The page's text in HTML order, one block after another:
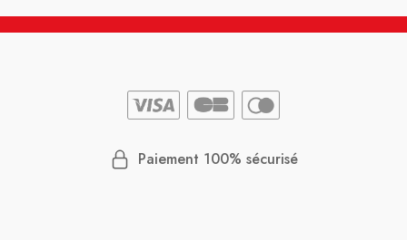
Paiement 100% sécurisé